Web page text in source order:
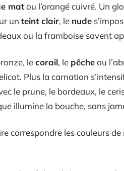
matou l’orangé cuivré. Un
un teint clair, le nude
ou la framboise savent
lecorail, le pêcheou
Plus la carnation
le prune, le bordeaux, le
illumine la bouche, sans
correspondre les couleurs